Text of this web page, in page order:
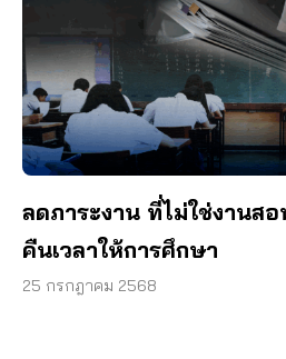
ลดภาระงาน ที่ไม่ใช่งานส
คืนเวลาให้การศึกษา
25 กรกฎาคม 2568